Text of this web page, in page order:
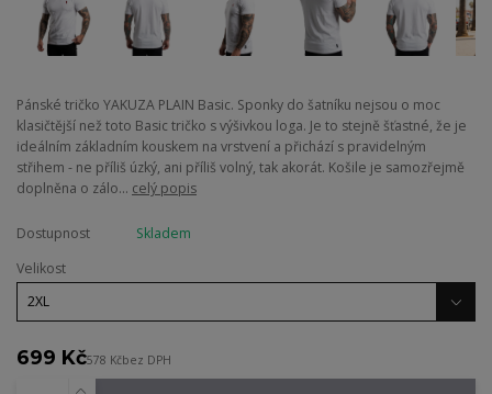
Pánské tričko YAKUZA PLAIN Basic. Sponky do šatníku nejsou o moc
klasičtější než toto Basic tričko s výšivkou loga. Je to stejně šťastné, že je
ideálním základním kouskem na vrstvení a přichází s pravidelným
střihem - ne příliš úzký, ani příliš volný, tak akorát. Košile je samozřejmě
doplněna o zálo... celý popis
Dostupnost
Skladem
Velikost
699 Kč578 Kčbez DPH